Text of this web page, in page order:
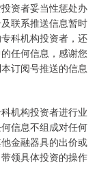
资者妥当性惩处办
联系推送信息暂时
科机构投资者，还
任何信息，感谢您
订阅号推送的信息
机构投资者进行业
信息不组成对任何
金融器具的出价或
领具体投资的操作